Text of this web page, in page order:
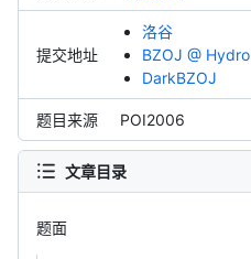
提交地址
洛谷
BZOJ @ Hydro
DarkBZOJ
题目来源 POI2006
文章目录
题面